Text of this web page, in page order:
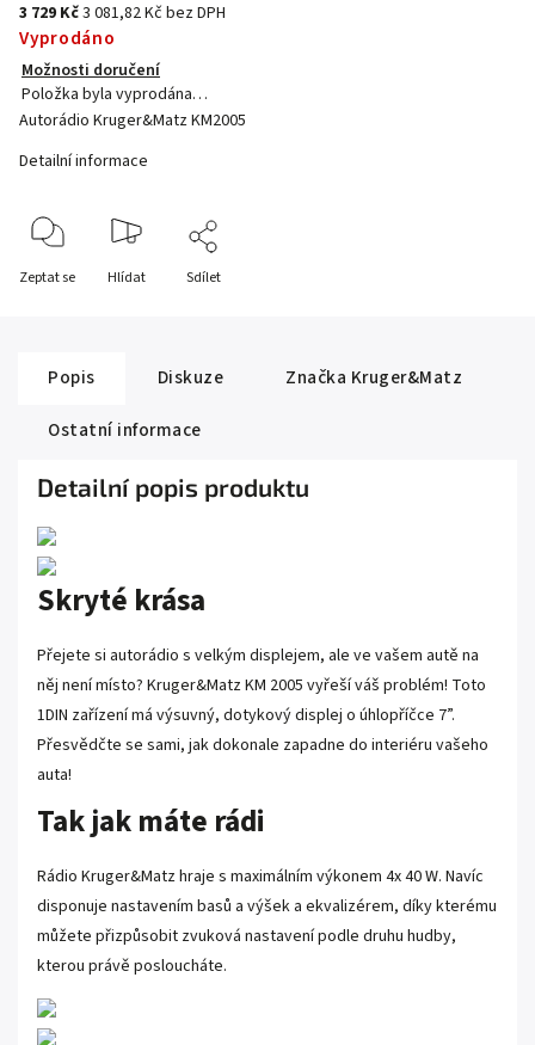
3 729 Kč3 081,82 Kč bez DPH
Vyprodáno
Možnosti doručení
Položka byla vyprodána…
Autorádio Kruger&Matz KM2005
Detailní informace
Zeptat se Hlídat Sdílet
Popis Diskuze Značka Kruger&Matz
Ostatní informace
Detailní popis produktu
Skryté krása
Přejete si autorádio s velkým displejem, ale ve vašem autě na
něj není místo? Kruger&Matz KM 2005 vyřeší váš problém! Toto
1DIN zařízení má výsuvný, dotykový displej o úhlopříčce 7”.
Přesvědčte se sami, jak dokonale zapadne do interiéru vašeho
auta!
Tak jak máte rádi
Rádio Kruger&Matz hraje s maximálním výkonem 4x 40 W. Navíc
disponuje nastavením basů a výšek a ekvalizérem, díky kterému
můžete přizpůsobit zvuková nastavení podle druhu hudby,
kterou právě posloucháte.